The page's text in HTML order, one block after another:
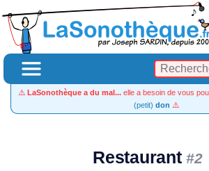
⚠️ LaSonothèque a du mal... elle a besoin de vous
(petit) don ⚠️
Restaurant#2